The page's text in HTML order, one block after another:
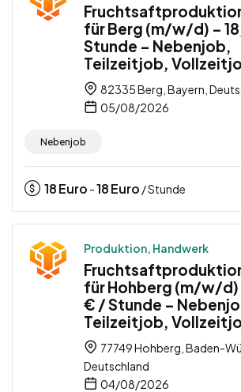
für Berg (m/w/d) –
Stunde – Nebenjob,
Teilzeitjob,
82335 Berg, Bayern,
05/08/2026
Nebenjob
18Euro -18Euro / Stunde
Produktion, Handwerk
für Hohberg (m/w/d)
€ / Stunde –
Teilzeitjob,
77749 Hohberg, Baden-
Deutschland
04/08/2026